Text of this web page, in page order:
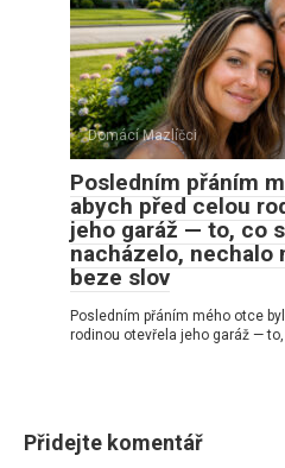
Domácí Mazlíčci
Posledním přáním
abych před celou
jeho garáž — to, co
nacházelo, nechalo
beze slov
Posledním přáním mého otce
rodinou otevřela jeho garáž — to,
Přidejte komentář